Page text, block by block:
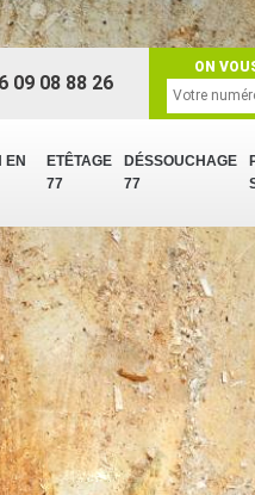
EN
ETÊTAGE
77
DÉSSOUCHAGE
77
09 08 88 26
ON